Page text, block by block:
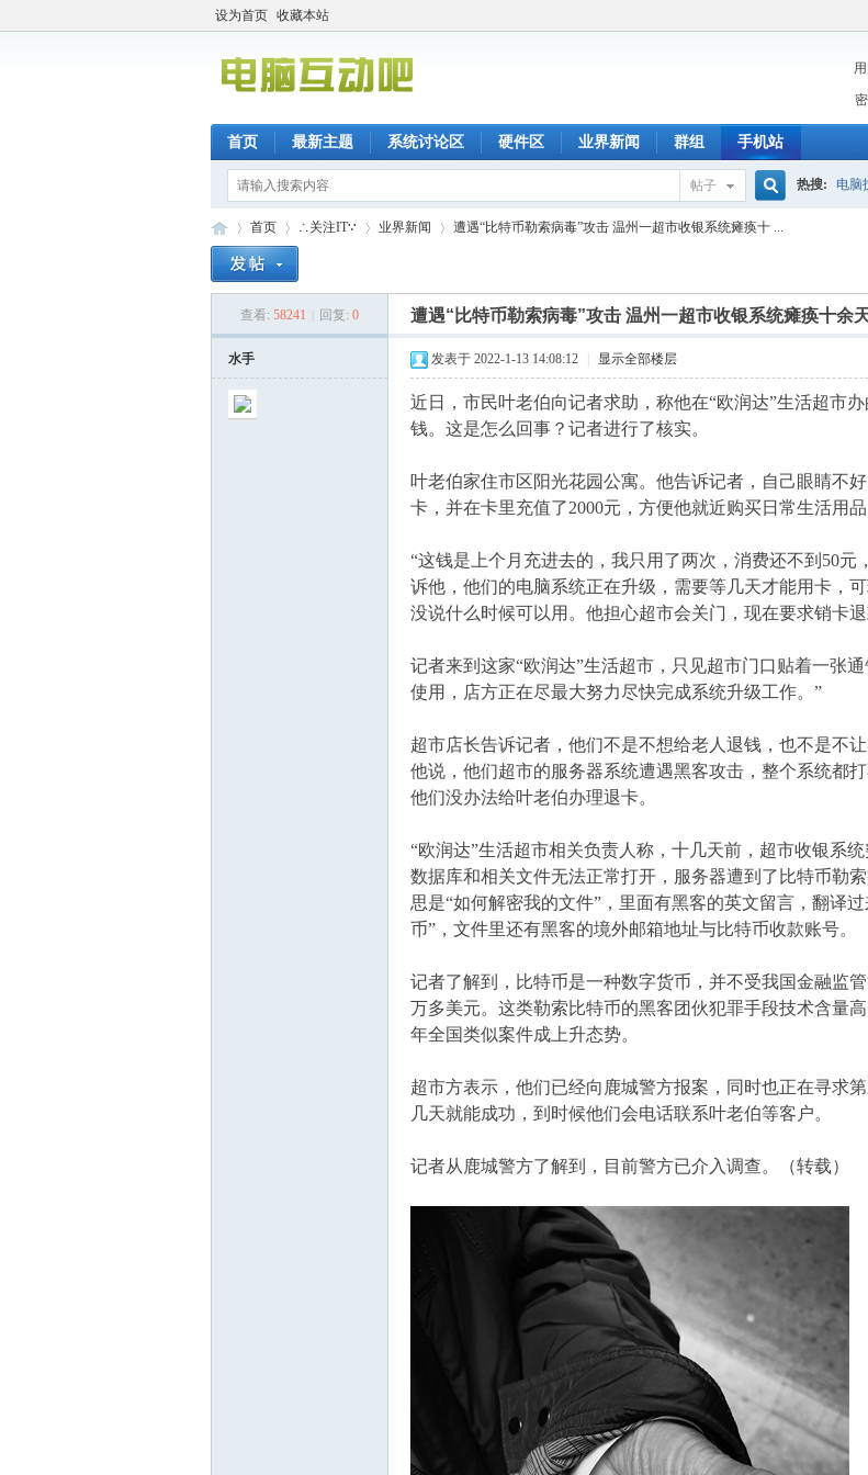
设为首页 收藏本站
首页 最新主题 系统讨论区 硬件区 业界新闻 群组 手机站
帖子
索
热搜: 电脑
首页
›
∴关注IT∵
›
业界新闻
›
遭遇“比特币勒索病毒”攻击 温州一超市收银系统瘫痪十 ...
查看: 58241 回复: 0 遭遇“比特币勒索病毒”攻击 温州一超市收银系统瘫痪十余
水手 发表于 2022-1-13 14:08:12 显示全部楼层
近日，市民叶老伯向记者求助，称他在“欧润达”生活超市
钱。这是怎么回事？记者进行了核实。
叶老伯家住市区阳光花园公寓。他告诉记者，自己眼睛不
卡，并在卡里充值了2000元，方便他就近购买日常生活用品
“这钱是上个月充进去的，我只用了两次，消费还不到50
诉他，他们的电脑系统正在升级，需要等几天才能用卡，
没说什么时候可以用。他担心超市会关门，现在要求销卡退
记者来到这家“欧润达”生活超市，只见超市门口贴着一张
使用，店方正在尽最大努力尽快完成系统升级工作。”
超市店长告诉记者，他们不是不想给老人退钱，也不是不
他说，他们超市的服务器系统遭遇黑客攻击，整个系统都
他们没办法给叶老伯办理退卡。
“欧润达”生活超市相关负责人称，十几天前，超市收银系
数据库和相关文件无法正常打开，服务器遭到了比特币勒
思是“如何解密我的文件”，里面有黑客的英文留言，翻译
币”，文件里还有黑客的境外邮箱地址与比特币收款账号。
记者了解到，比特币是一种数字货币，并不受我国金融监
万多美元。这类勒索比特币的黑客团伙犯罪手段技术含量
年全国类似案件成上升态势。
超市方表示，他们已经向鹿城警方报案，同时也正在寻求
几天就能成功，到时候他们会电话联系叶老伯等客户。
记者从鹿城警方了解到，目前警方已介入调查。（转载）